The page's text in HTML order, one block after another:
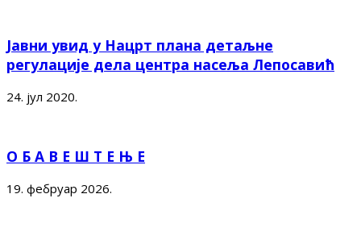
Јавни увид у Нацрт плана детаљне
регулације дела центра насеља Лепосавић
24. јул 2020.
О Б А В Е Ш Т Е Њ Е
19. фебруар 2026.